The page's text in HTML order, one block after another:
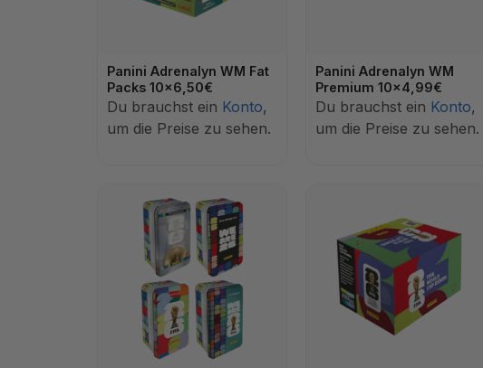
Panini Adrenalyn WM Fat
Packs 10x6,50€
Du brauchst ein Konto,
um die Preise zu sehen.
Panini Adrenalyn WM
Premium 10x4,99€
Du brauchst ein Konto,
um die Preise zu sehen.